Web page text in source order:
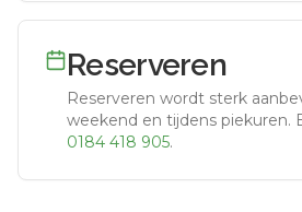
Reserveren
Reserveren wordt sterk
weekend en tijdens piekuren.
0184 418 905.